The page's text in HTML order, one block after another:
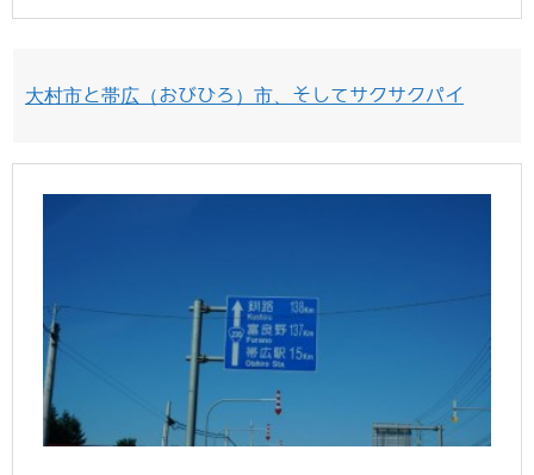
大村市と帯広（おびひろ）市、そしてサクサクパイ